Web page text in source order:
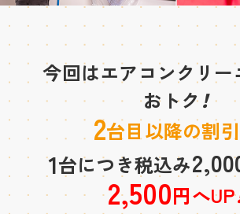
今回はエアコンクリ
おトク！
2台目以降の割引
1台につき税込み
2,500円へUP